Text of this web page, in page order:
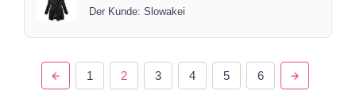
Der Kunde: Slowakei
1 2 3 4 5 6